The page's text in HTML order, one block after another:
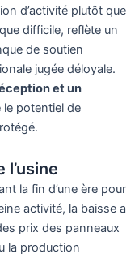
d’activité plutôt que
difficile, reflète un
de soutien
jugée déloyale.
et un
potentiel de
l’usine
la fin d’une ère pour
activité, la baisse a
prix des panneaux
la production